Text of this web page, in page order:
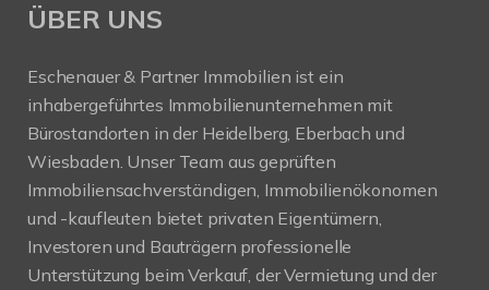
ÜBER UNS
Eschenauer & Partner Immobilien ist ein
inhabergeführtes Immobilienunternehmen mit
Bürostandorten in der Heidelberg, Eberbach und
Wiesbaden. Unser Team aus geprüften
Immobiliensachverständigen, Immobilienökonomen
und -kaufleuten bietet privaten Eigentümern,
Investoren und Bauträgern professionelle
Unterstützung beim Verkauf, der Vermietung und der